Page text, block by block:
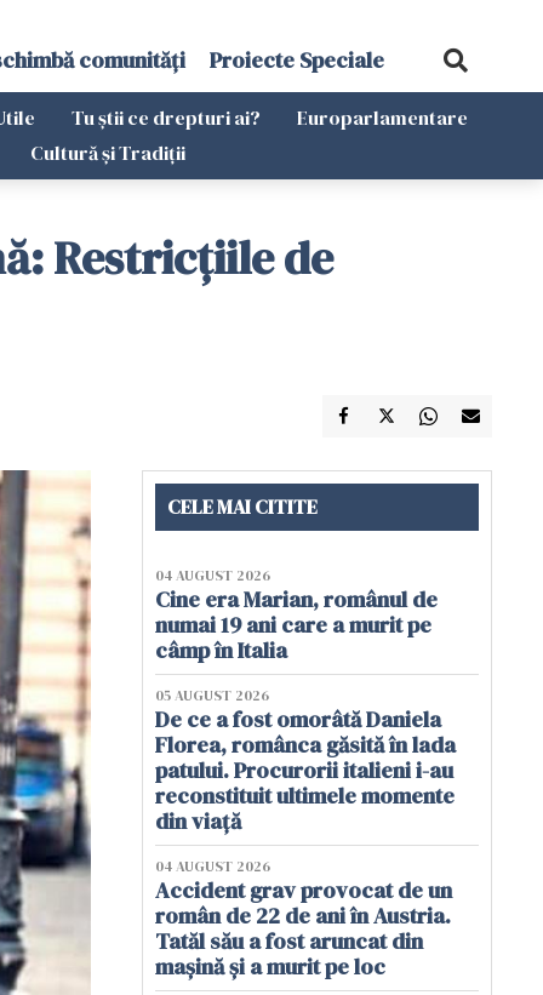
comunități Proiecte Speciale
Tu știi ce drepturi ai?
Europarlamentare
Cultură și Tradiții
Restricţiile de
CELE MAI CITITE
04 AUGUST 2026
Cine era Marian, românul de
numai 19 ani care a murit pe
câmp în Italia
05 AUGUST 2026
De ce a fost omorâtă Daniela
Florea, românca găsită în lada
patului. Procurorii italieni i-au
reconstituit ultimele momente
din viață
04 AUGUST 2026
Accident grav provocat de un
român de 22 de ani în Austria.
Tatăl său a fost aruncat din
mașină și a murit pe loc